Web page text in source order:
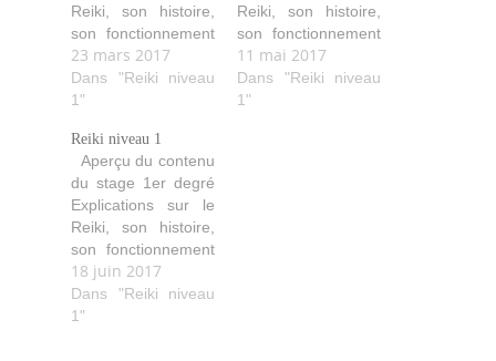
Reiki, son histoire,
son fonctionnement
(comment il agit,
purifie, aide…). Les
quatre initiations
explications ainsi
que les idéaux
Reiki. Les diverses
techniques de soin
avec les positions
des mains pour soi
et les autres.
Echanges de
traitements…
23 mars 2017
Dans "Reiki niveau
1"
Reiki, son histoire,
son fonctionnement
(comment il agit,
purifie, aide…). Les
quatre initiations
11 mai 2017
Dans "Reiki niveau
1"
Reiki niveau 1
Aperçu du contenu
du stage 1er degré
Explications sur le
Reiki, son histoire,
son fonctionnement
(comment il agit,
purifie, aide…). Les
quatre initiations
18 juin 2017
Dans "Reiki niveau
1"